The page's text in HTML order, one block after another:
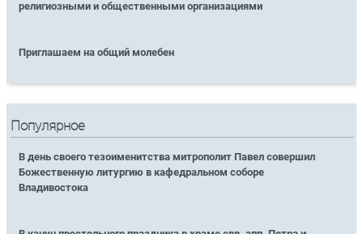
религиозными и общественными организациями
Приглашаем на общий молебен
Популярное
В день своего тезоименитства митрополит Павел совершил
Божественную литургию в кафедральном соборе
Владивостока